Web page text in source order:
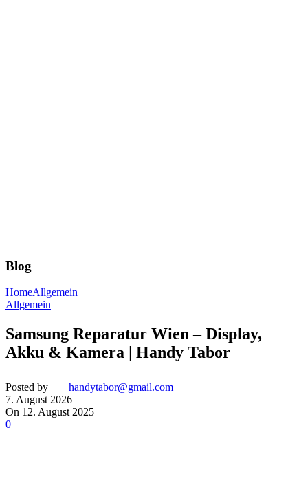
Blog
HomeAllgemein
Allgemein
Samsung Reparatur Wien – Display,
Akku & Kamera | Handy Tabor
Posted by
handytabor@gmail.com
7. August 2026
On 12. August 2025
0